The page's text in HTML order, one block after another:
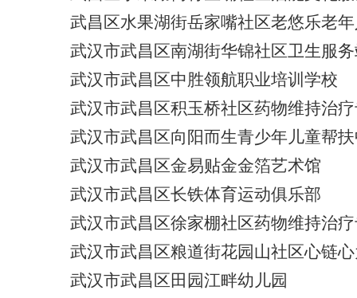
武昌区水果湖街岳家嘴社区老悠乐老
武汉市武昌区南湖街华锦社区卫生服
武汉市武昌区中胜领航职业培训学校
武汉市武昌区积玉桥社区药物维持治
武汉市武昌区向阳而生青少年儿童帮
武汉市武昌区金易贴金金箔艺术馆
武汉市武昌区长铁体育运动俱乐部
武汉市武昌区徐家棚社区药物维持治
武汉市武昌区粮道街花园山社区心链
武汉市武昌区田园江畔幼儿园